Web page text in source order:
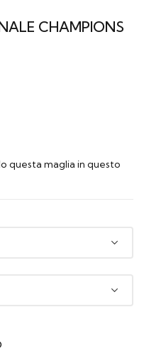
CHAMPIONS
questa maglia in questo